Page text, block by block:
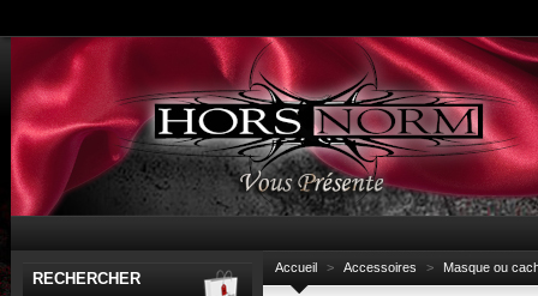
RECHERCHER
Accueil > Accessoires > Masque ou